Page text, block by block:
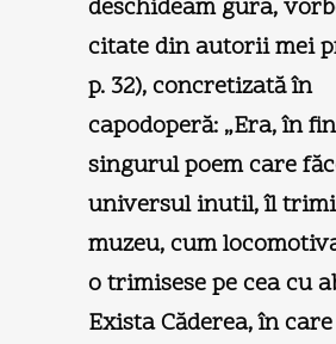
deschideam gura,
citate din autorii mei
p. 32), concretizată în
capodoperă: „Era, în
singurul poem care
universul inutil, îl
muzeu, cum
o trimisese pe cea cu
Exista Căderea, în